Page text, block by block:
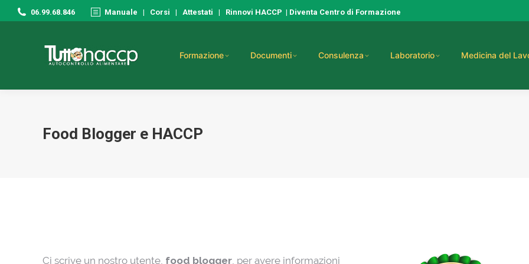
06.99.68.846 Manuale | Corsi | Attestati | Rinnovi HACCP | Diventa Centro di Formazione
Formazione Documenti Consulenza Laboratorio Medicina del
Food Blogger e HACCP
Ci scrive un nostro utente, food blogger, per avere informazioni